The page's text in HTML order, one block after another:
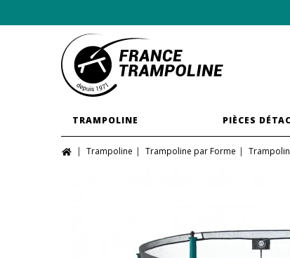
TRAMPOLINE PIÈCES
Trampoline Trampoline par Forme